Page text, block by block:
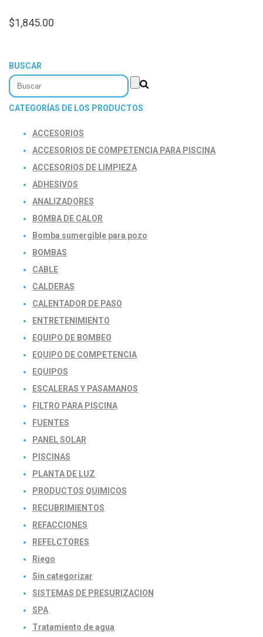
$1,845.00
BUSCAR
CATEGORÍAS DE LOS PRODUCTOS
ACCESORIOS
ACCESORIOS DE COMPETENCIA PARA PISCINA
ACCESORIOS DE LIMPIEZA
ADHESIVOS
ANALIZADORES
BOMBA DE CALOR
Bomba sumergible para pozo
BOMBAS
CABLE
CALDERAS
CALENTADOR DE PASO
ENTRETENIMIENTO
EQUIPO DE BOMBEO
EQUIPO DE COMPETENCIA
EQUIPOS
ESCALERAS Y PASAMANOS
FILTRO PARA PISCINA
FUENTES
PANEL SOLAR
PISCINAS
PLANTA DE LUZ
PRODUCTOS QUIMICOS
RECUBRIMIENTOS
REFACCIONES
REFELCTORES
Riego
Sin categorizar
SISTEMAS DE PRESURIZACION
SPA
Tratamiento de agua